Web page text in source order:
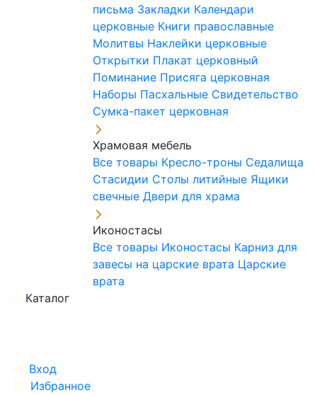
письма Закладки Календари
церковные Книги православные
Молитвы Наклейки церковные
Открытки Плакат церковный
Поминание Присяга церковная
Наборы Пасхальные Свидетельство
Сумка-пакет церковная
Храмовая мебель
Все товары Кресло-троны Седалища
Стасидии Столы литийные Ящики
свечные Двери для храма
Иконостасы
Все товары Иконостасы Карниз для
завесы на царские врата Царские
врата
Каталог
Вход
Избранное